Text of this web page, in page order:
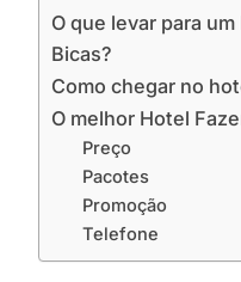
O que levar para
Bicas?
Como chegar no
O melhor Hotel
Preço
Pacotes
Promoção
Telefone